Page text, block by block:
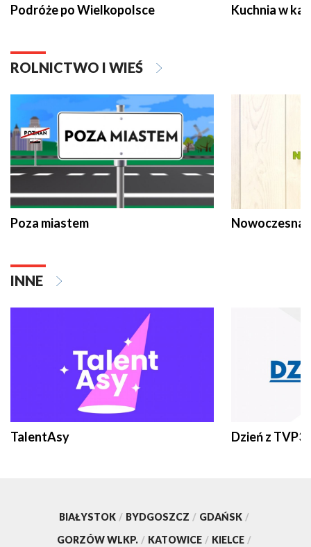
Podróże po Wielkopolsce Kuchnia w
ROLNICTWO I WIEŚ
Poza miastem Nowoczesna
INNE
TalentAsy Dzień z TVP3
BIAŁYSTOK / BYDGOSZCZ / GDAŃSK /
GORZÓW WLKP. / KATOWICE / KIELCE /